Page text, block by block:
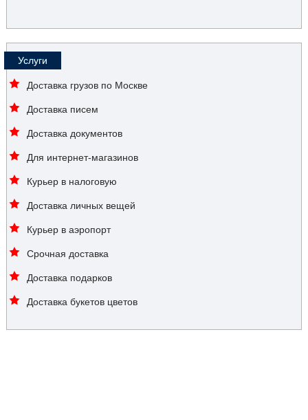
Услуги
Доставка грузов по Москве
Доставка писем
Доставка документов
Для интернет-магазинов
Курьер в налоговую
Доставка личных вещей
Курьер в аэропорт
Срочная доставка
Доставка подарков
Доставка букетов цветов